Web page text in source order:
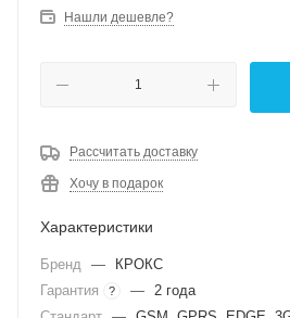
Нашли дешевле?
Рассчитать доставку
Хочу в подарок
Характеристики
Бренд —
КРОКС
Гарантия
? — 2 года